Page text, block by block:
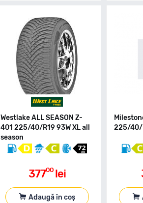
Westlake ALL SEASON Z-
401 225/40/R19 93W XL all
season
37700 lei
Adaugă în coș
225/40/